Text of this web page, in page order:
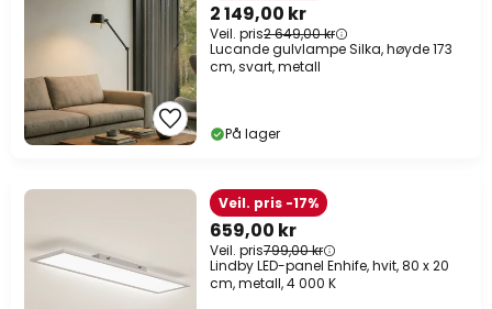
2 149,00 kr
Veil. pris2 649,00 kr
Lucande gulvlampe Silka, høyde 173
cm, svart, metall
På lager
659,00 kr
Veil. pris799,00 kr
Veil. pris -17%
Lindby LED-panel Enhife, hvit, 80 x 20
cm, metall, 4 000 K